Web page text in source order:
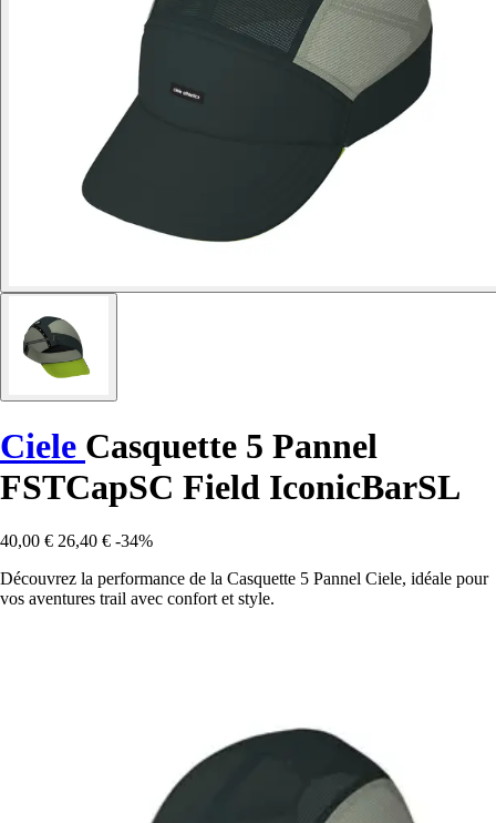
Ciele Casquette 5 Pannel
FSTCapSC Field IconicBarSL
40,00 € 26,40 € -34%
Découvrez la performance de la Casquette 5 Pannel Ciele, idéale pour
vos aventures trail avec confort et style.